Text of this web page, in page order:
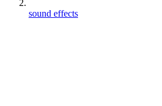
sound effects